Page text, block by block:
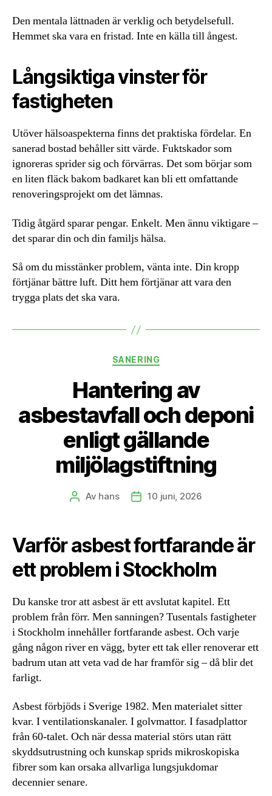
Den mentala lättnaden är verklig och betydelsefull.
Hemmet ska vara en fristad. Inte en källa till ångest.
Långsiktiga vinster för
fastigheten
Utöver hälsoaspekterna finns det praktiska fördelar. En
sanerad bostad behåller sitt värde. Fuktskador som
ignoreras sprider sig och förvärras. Det som börjar som
en liten fläck bakom badkaret kan bli ett omfattande
renoveringsprojekt om det lämnas.
Tidig åtgärd sparar pengar. Enkelt. Men ännu viktigare –
det sparar din och din familjs hälsa.
Så om du misstänker problem, vänta inte. Din kropp
förtjänar bättre luft. Ditt hem förtjänar att vara den
trygga plats det ska vara.
Kategorier
SANERING
Hantering av
asbestavfall och deponi
enligt gällande
miljölagstiftning
Inläggsförfattare
Av hans Inläggsdatum
10 juni, 2026
Varför asbest fortfarande är
ett problem i Stockholm
Du kanske tror att asbest är ett avslutat kapitel. Ett
problem från förr. Men sanningen? Tusentals fastigheter
i Stockholm innehåller fortfarande asbest. Och varje
gång någon river en vägg, byter ett tak eller renoverar ett
badrum utan att veta vad de har framför sig – då blir det
farligt.
Asbest förbjöds i Sverige 1982. Men materialet sitter
kvar. I ventilationskanaler. I golvmattor. I fasadplattor
från 60-talet. Och när dessa material störs utan rätt
skyddsutrustning och kunskap sprids mikroskopiska
fibrer som kan orsaka allvarliga lungsjukdomar
decennier senare.